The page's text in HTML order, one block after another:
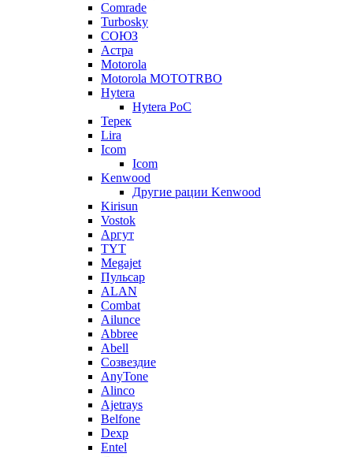
Comrade
Turbosky
СОЮЗ
Астра
Motorola
Motorola MOTOTRBO
Hytera
Hytera PoC
Терек
Lira
Icom
Icom
Kenwood
Другие рации Kenwood
Kirisun
Vostok
Аргут
TYT
Megajet
Пульсар
ALAN
Combat
Ailunce
Abbree
Abell
Созвездие
AnyTone
Alinco
Ajetrays
Belfone
Dexp
Entel